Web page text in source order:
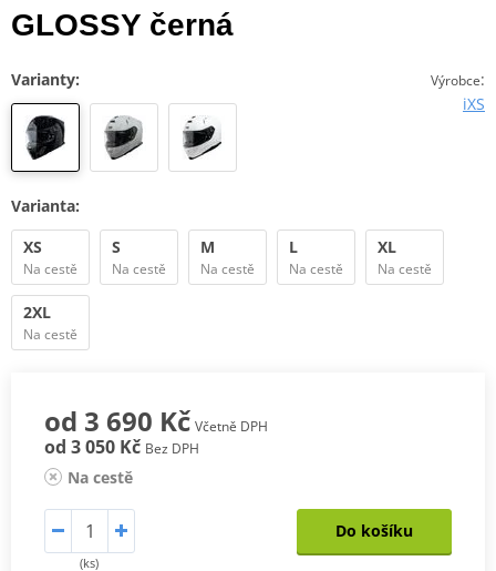
GLOSSY černá
Výrobce:
iXS
Varianty:
Varianta:
XS
Na cestě
S
Na cestě
M
Na cestě
L
Na cestě
XL
Na cestě
2XL
Na cestě
od 3 690 Kč Včetně DPH
od 3 050 Kč Bez DPH
Na cestě
(ks)
Do košíku